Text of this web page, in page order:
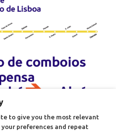
to give you the most relevant
preferences and repeat